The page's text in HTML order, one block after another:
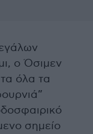
ο Όσιμεν
όλα τα
σημείο